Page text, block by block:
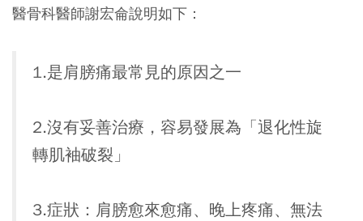
醫骨科醫師謝宏侖說明如下：
1.是肩膀痛最常見的原因之一
2.沒有妥善治療，容易發展為「退化性旋
轉肌袖破裂」
3.症狀：肩膀愈來愈痛、晚上疼痛、無法